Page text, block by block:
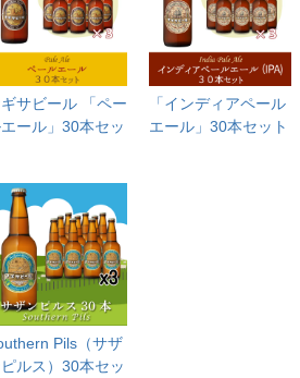
サビール 「ペー
エール」30本セッ
「インディアペール
エール」30本セット
Pils（サザ
ピルス）30本セッ